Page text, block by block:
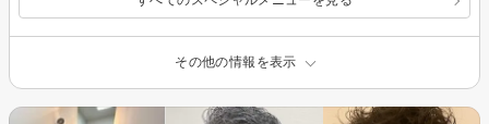
その他の情報を表示